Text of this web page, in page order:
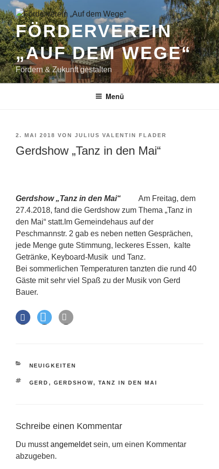
Zum
Inhalt
springenFÖRDERVEREIN
„AUF DEM WEGE“
Fördern & Zukunft gestalten
Menü
VERÖFFENTLICHT
AM
2. MAI 2018 VON JULIUS VALENTIN FLADER
Gerdshow „Tanz in den Mai“
Gerdshow „Tanz in den Mai“ Am Freitag, dem
27.4.2018, fand die Gerdshow zum Thema „Tanz in
den Mai“ statt. Im Gemeindehaus auf der
Peschmannstr. 2 gab es neben netten Gesprächen,
jede Menge gute Stimmung, leckeres Essen, kalte
Getränke, Keyboard-Musik und Tanz.
Bei sommerlichen Temperaturen tanzten die rund 40
Gäste mit sehr viel Spaß zu der Musik von Gerd
Bauer.
KATEGORIEN
NEUIGKEITEN
SCHLAGWÖRTER
GERD , GERDSHOW, TANZ IN DEN MAI
Schreibe einen Kommentar
Du musstangemeldetsein, um einen Kommentar
abzugeben.